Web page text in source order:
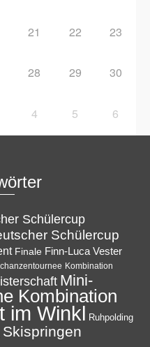
21 22 23
28 29 30
4 5 6
Schülercup
Schülercup
Finale Finn-Luca Vester
Kombination
Mini-
Kombination
im Winkl Ruhpolding
Skispringen